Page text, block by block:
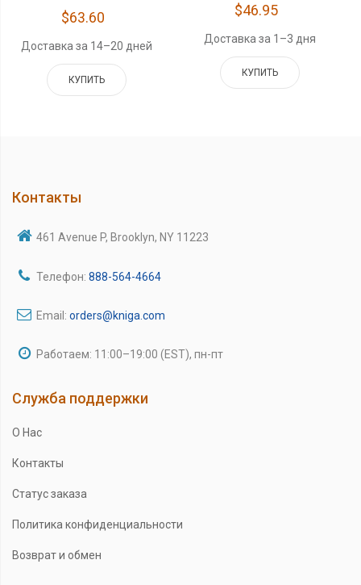
$63.60
Доставка за 14–20 дней
КУПИТЬ
$46.95
Доставка за 1–3 дня
КУПИТЬ
Контакты
461 Avenue P, Brooklyn, NY 11223
Телефон: 888-564-4664
Email: orders@kniga.com
Работаем: 11:00–19:00 (EST), пн-пт
Служба поддержки
О Нас
Контакты
Статус заказа
Политика конфиденциальности
Возврат и обмен